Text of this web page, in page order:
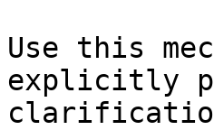
Use this
explicitly